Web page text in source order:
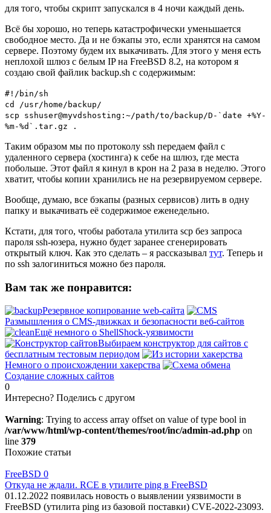
для того, чтобы скрипт запускался в 4 ночи каждый день.
Всё бы хорошо, но теперь катастрофически уменьшается
свободное место. Да и не бэкапы это, если хранятся на самом
сервере. Поэтому будем их выкачивать. Для этого у меня есть
неплохой шлюз с белым IP на FreeBSD 8.2, на котором я
создаю свой файлик backup.sh с содержимым:
#!/bin/sh
cd /usr/home/backup/
scp sshuser@myvdshosting:~/path/to/backup/D-`date +%Y-
%m-%d`.tar.gz .
Таким образом мы по протоколу ssh передаем файл с
удаленного сервера (хостинга) к себе на шлюз, где места
побольше. Этот файл я кинул в крон на 2 раза в неделю. Этого
хватит, чтобы копии хранились не на резервируемом сервере.
Вообще, думаю, все бэкапы (разных сервисов) лить в одну
папку и выкачивать её содержимое еженедельно.
Кстати, для того, чтобы работала утилита scp без запроса
пароля ssh-юзера, нужно будет заранее сгенерировать
открытый ключ. Как это сделать – я рассказывал тут. Теперь и
по ssh залогиниться можно без пароля.
Вам так же понравится:
Резервное копирование web-сайта
Размышления о CMS-движках и безопасности веб-сайтов
Ещё немного о ShellShock-уязвимости
Выбираем конструктор для сайтов с
бесплатным тестовым периодом
Немного о происхождении хакерства
Создание сложных сайтов
0
Интересно? Поделись с другом
Warning: Trying to access array offset on value of type bool in
/var/www/html/wp-content/themes/root/inc/admin-ad.php on
line 379
Похожие статьи
FreeBSD 0
Откуда не ждали. RCE в утилите ping в FreeBSD
01.12.2022 появилась новость о выявлении уязвимости в
FreeBSD (утилита ping из базовой поставки) CVE-2022-23093.